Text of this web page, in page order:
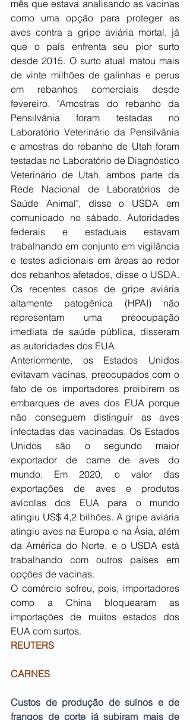
mês que estava analisando as vacinas
como uma opção para proteger as
aves contra a gripe aviária mortal, já
que o país enfrenta seu pior surto
desde 2015. O surto atual matou mais
de vinte milhões de galinhas e perus
em rebanhos comerciais desde
fevereiro. "Amostras do rebanho da
Pensilvânia foram testadas no
Laboratório Veterinário da Pensilvânia
e amostras do rebanho de Utah foram
testadas no Laboratório de Diagnóstico
Veterinário de Utah, ambos parte da
Rede Nacional de Laboratórios de
Saúde Animal", disse o USDA em
comunicado no sábado. Autoridades
federais e estaduais estavam
trabalhando em conjunto em vigilância
e testes adicionais em áreas ao redor
dos rebanhos afetados, disse o USDA.
Os recentes casos de gripe aviária
altamente patogênica (HPAI) não
representam uma preocupação
imediata de saúde pública, disseram
as autoridades dos EUA.
Anteriormente, os Estados Unidos
evitavam vacinas, preocupados com o
fato de os importadores proibirem os
embarques de aves dos EUA porque
não conseguem distinguir as aves
infectadas das vacinadas. Os Estados
Unidos são o segundo maior
exportador de carne de aves do
mundo. Em 2020, o valor das
exportações de aves e produtos
avícolas dos EUA para o mundo
atingiu US$ 4,2 bilhões. A gripe aviária
atingiu aves na Europa e na Ásia, além
da América do Norte, e o USDA está
trabalhando com outros países em
opções de vacinas.
O comércio sofreu, pois, importadores
como a China bloquearam as
importações de muitos estados dos
EUA com surtos.
REUTERS
CARNES
Custos de produção de suínos e de
frangos de corte já subiram mais de